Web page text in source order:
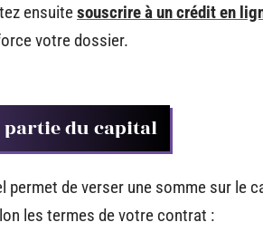
ensuitesouscrire à un crédit en
votre dossier.
du capital
permet de verser une somme sur le
les termes de votre contrat :